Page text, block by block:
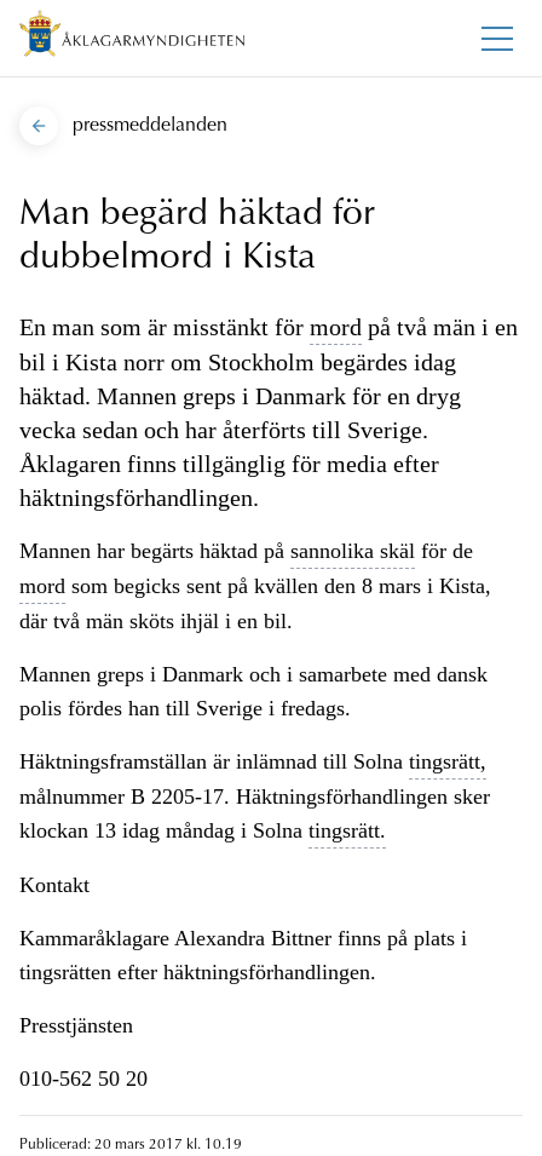
pressmeddelanden
Man begärd häktad för
dubbelmord i Kista
En man som är misstänkt för mord på två män i en
bil i Kista norr om Stockholm begärdes idag
häktad. Mannen greps i Danmark för en dryg
vecka sedan och har återförts till Sverige.
Åklagaren finns tillgänglig för media efter
häktningsförhandlingen.
Mannen har begärts häktad på sannolika skäl för de
mord som begicks sent på kvällen den 8 mars i Kista,
där två män sköts ihjäl i en bil.
Mannen greps i Danmark och i samarbete med dansk
polis fördes han till Sverige i fredags.
Häktningsframställan är inlämnad till Solna tingsrätt,
målnummer B 2205-17. Häktningsförhandlingen sker
klockan 13 idag måndag i Solna tingsrätt.
Kontakt
Kammaråklagare Alexandra Bittner finns på plats i
tingsrätten efter häktningsförhandlingen.
Presstjänsten
010-562 50 20
Publicerad: 20 mars 2017 kl. 10.19